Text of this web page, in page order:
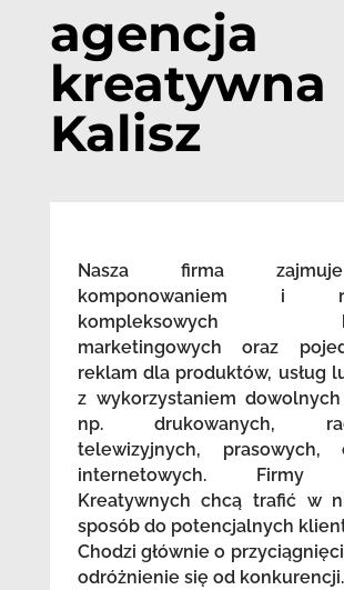
agencja
kreatywna
Kalisz
Nasza firma
komponowaniem i
kompleksowych
marketingowych oraz
reklam dla produktów, usług
z wykorzystaniem
np. drukowanych,
telewizyjnych,
internetowych. Firmy
Kreatywnych chcą trafić w
sposób do potencjalnych
Chodzi głównie o
odróżnienie się od konkurencji.